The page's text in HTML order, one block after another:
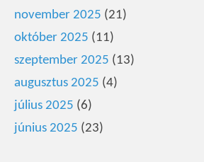
november 2025 (21)
október 2025 (11)
szeptember 2025 (13)
augusztus 2025 (4)
július 2025 (6)
június 2025 (23)